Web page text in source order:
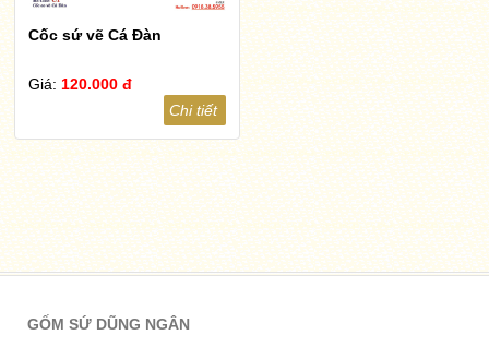
Cốc sứ vẽ Cá Đàn
Giá: 120.000 đ
Chi tiết
GỐM SỨ DŨNG NGÂN